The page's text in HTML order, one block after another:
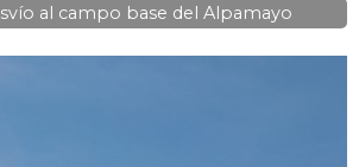
al campo base del Alpamayo